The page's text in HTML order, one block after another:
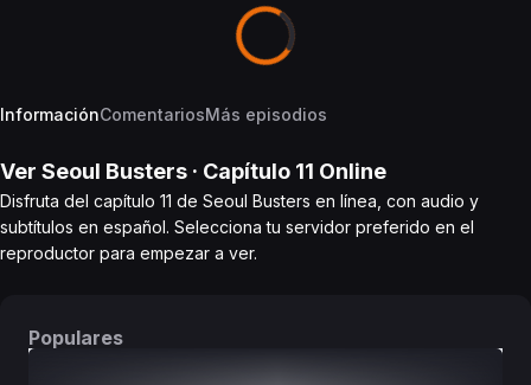
InformaciónComentariosMás episodios
Ver Seoul Busters · Capítulo 11 Online
Disfruta del capítulo 11 de Seoul Busters en línea, con audio y
subtítulos en español. Selecciona tu servidor preferido en el
reproductor para empezar a ver.
Populares